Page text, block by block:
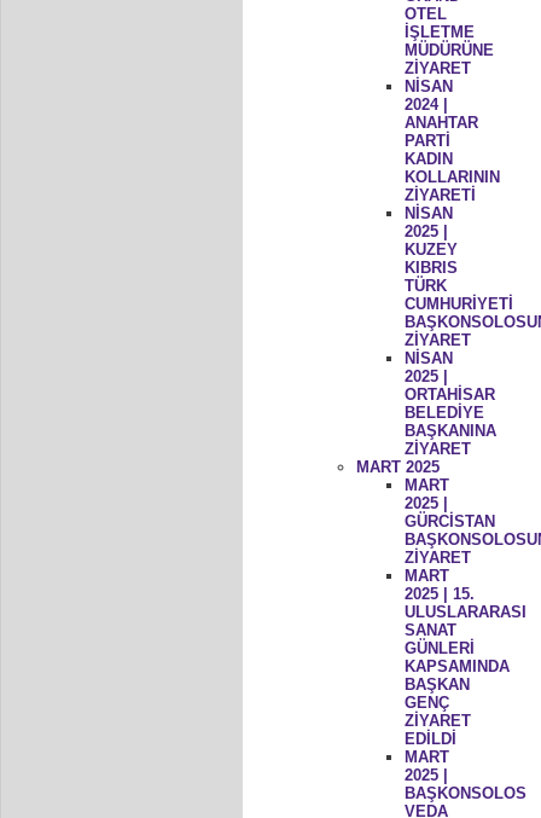
OTEL
İŞLETME
MÜDÜRÜNE
ZİYARET
NİSAN
2024 |
ANAHTAR
PARTİ
KADIN
KOLLARININ
ZİYARETİ
NİSAN
2025 |
KUZEY
KIBRIS
TÜRK
CUMHURİYETİ
ZİYARET
NİSAN
2025 |
ORTAHİSAR
BELEDİYE
BAŞKANINA
ZİYARET
MART 2025
MART
2025 |
GÜRCİSTAN
ZİYARET
MART
2025 | 15.
ULUSLARARASI
SANAT
GÜNLERİ
KAPSAMINDA
BAŞKAN
GENÇ
ZİYARET
EDİLDİ
MART
2025 |
BAŞKONSOLOS
VEDA